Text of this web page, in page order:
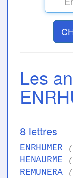
Les
8 lettres
ENRHUMER
HENAURME
REMUNERA